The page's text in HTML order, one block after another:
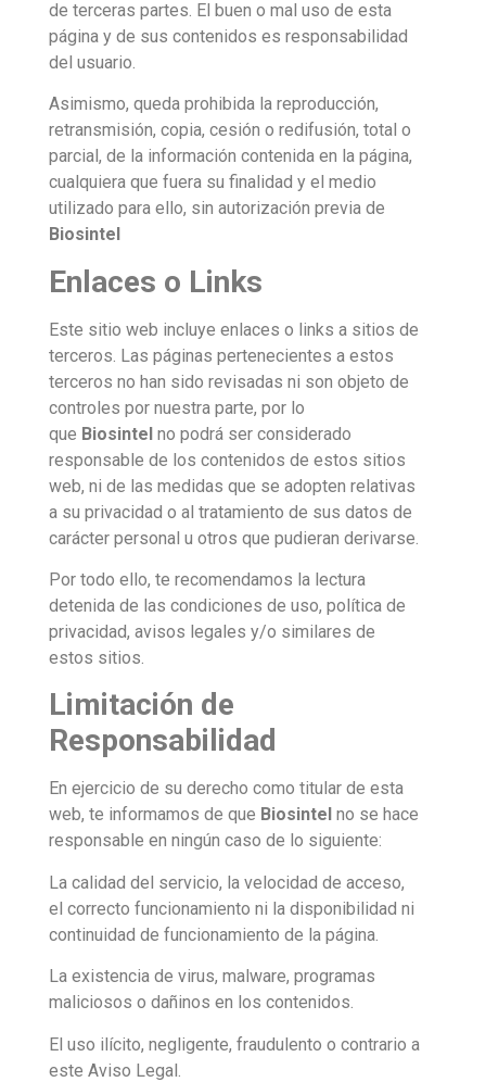
de terceras partes. El buen o mal uso de esta
página y de sus contenidos es responsabilidad
del usuario.
Asimismo, queda prohibida la reproducción,
retransmisión, copia, cesión o redifusión, total o
parcial, de la información contenida en la página,
cualquiera que fuera su finalidad y el medio
utilizado para ello, sin autorización previa de
Biosintel
Enlaces o Links
Este sitio web incluye enlaces o links a sitios de
terceros. Las páginas pertenecientes a estos
terceros no han sido revisadas ni son objeto de
controles por nuestra parte, por lo
que Biosintel no podrá ser considerado
responsable de los contenidos de estos sitios
web, ni de las medidas que se adopten relativas
a su privacidad o al tratamiento de sus datos de
carácter personal u otros que pudieran derivarse.
Por todo ello, te recomendamos la lectura
detenida de las condiciones de uso, política de
privacidad, avisos legales y/o similares de
estos sitios.
Limitación de
Responsabilidad
En ejercicio de su derecho como titular de esta
web, te informamos de que Biosintel no se hace
responsable en ningún caso de lo siguiente:
La calidad del servicio, la velocidad de acceso,
el correcto funcionamiento ni la disponibilidad ni
continuidad de funcionamiento de la página.
La existencia de virus, malware, programas
maliciosos o dañinos en los contenidos.
El uso ilícito, negligente, fraudulento o contrario a
este Aviso Legal.